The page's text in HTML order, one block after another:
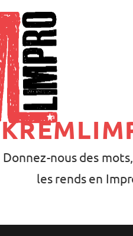
Donnez-nous des
les rends en